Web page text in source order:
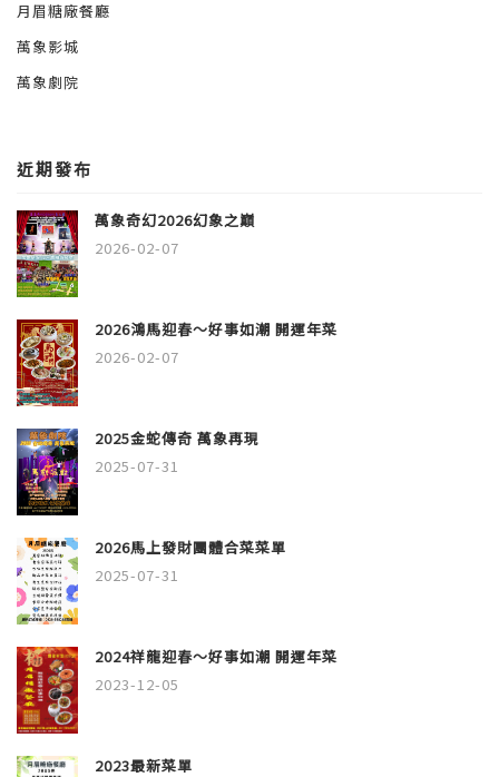
月眉糖廠餐廳
萬象影城
萬象劇院
近期發布
萬象奇幻2026幻象之巔
2026-02-07
2026鴻馬迎春～好事如潮 開運年菜
2026-02-07
2025金蛇傳奇 萬象再現
2025-07-31
2026馬上發財團體合菜菜單
2025-07-31
2024祥龍迎春～好事如潮 開運年菜
2023-12-05
2023最新菜單